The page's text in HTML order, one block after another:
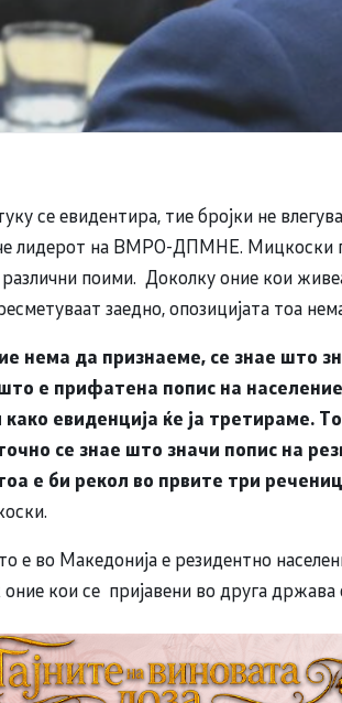
се евидентира, тие бројки не
лидерот на ВМРО-ДПМНЕ. Мицкоски
различни поими. Доколку оние кои
заедно, опозицијата тоа
нема да признаеме, се знае што
е прифатена попис на
како евиденција ќе ја третираме.
се знае што значи попис на
е би рекол во првите три
е во Македонија е резидентно
оние кои се пријавени во друга